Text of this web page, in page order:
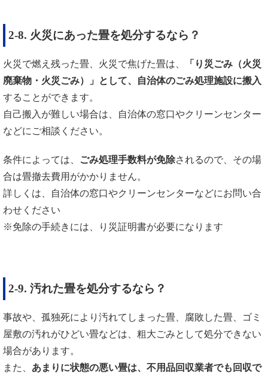
2-8. 火災にあった畳を処分するなら？
火災で燃え残った畳、火災で焦げた畳は、
「り災ごみ（火災
廃棄物・火災ごみ）」として、自治体のごみ処理施設に搬入
することができます。
自己搬入が難しい場合は、自治体の窓口やクリーンセンター
などにご相談ください。
条件によっては、 ごみ処理手数料が免除されるので、その場
合は畳撤去費用がかかりません。
詳しくは、自治体の窓口やクリーンセンターなどにお問い合
わせください
※免除の手続きには、り災証明書が必要になります
2-9. 汚れた畳を処分するなら？
事故や、孤独死により汚れてしまった畳、腐敗した畳、ゴミ
屋敷の汚れがひどい畳などは、粗大ごみとして処分できない
場合があります。
また、 あまりに状態の悪い畳は、不用品回収業者でも回収で